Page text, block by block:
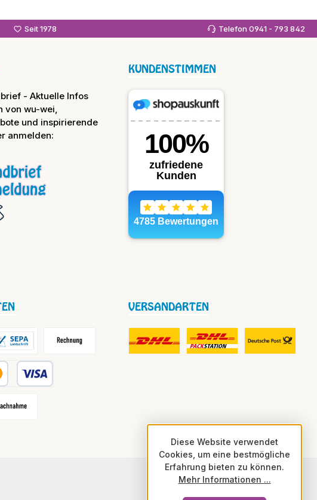
Seit 1978 Telefon 0941 - 793 842
- Aktuelle Infos
von wu-wei,
und inspirierende
anmelden:
KUNDENSTIMMEN
Rechnung
VERSANDARTEN
Diese Website verwendet
Cookies, um eine bestmögliche
Erfahrung bieten zu können.
Mehr Informationen ...